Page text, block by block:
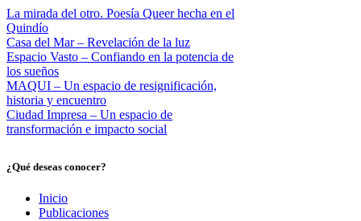
La mirada del otro. Poesía Queer hecha en el
Quindío
Casa del Mar – Revelación de la luz
Espacio Vasto – Confiando en la potencia de
los sueños
MAQUI – Un espacio de resignificación,
historia y encuentro
Ciudad Impresa – Un espacio de
transformación e impacto social
¿Qué deseas conocer?
Inicio
Publicaciones